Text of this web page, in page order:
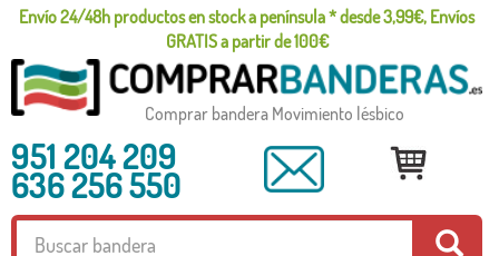
Envío 24/48h productos en stock a península * desde 3,99€, Envíos
GRATIS a partir de 100€
Comprar bandera Movimiento lésbico
951 204 209
636 256 550